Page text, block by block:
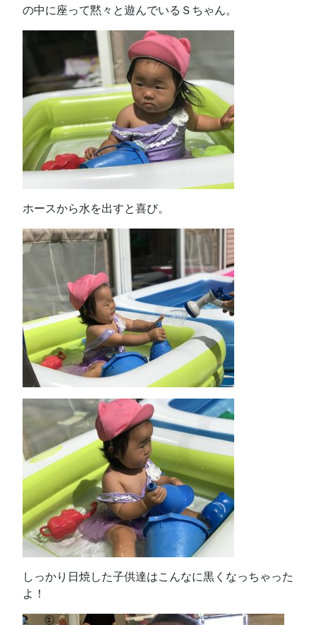
の中に座って黙々と遊んでいるＳちゃん。
ホースから水を出すと喜び。
しっかり日焼した子供達はこんなに黒くなっちゃった
よ！